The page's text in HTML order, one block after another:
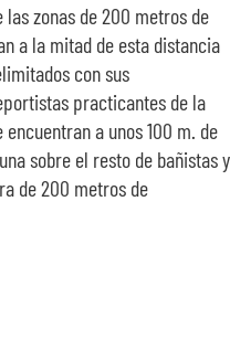
zonas de 200 metros de
a la mitad de esta distancia
con sus
practicantes de la
a unos 100 m. de
sobre el resto de bañistas y
de 200 metros de